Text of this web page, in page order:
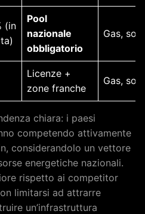
(in
Pool
nazionale
obbligatorio
Gas,
Licenze +
zone franche
Gas,
chiara: i paesi
competendo attivamente
considerandolo un vettore
energetiche nazionali.
rispetto ai competitor
limitarsi ad attrarre
un’infrastruttura